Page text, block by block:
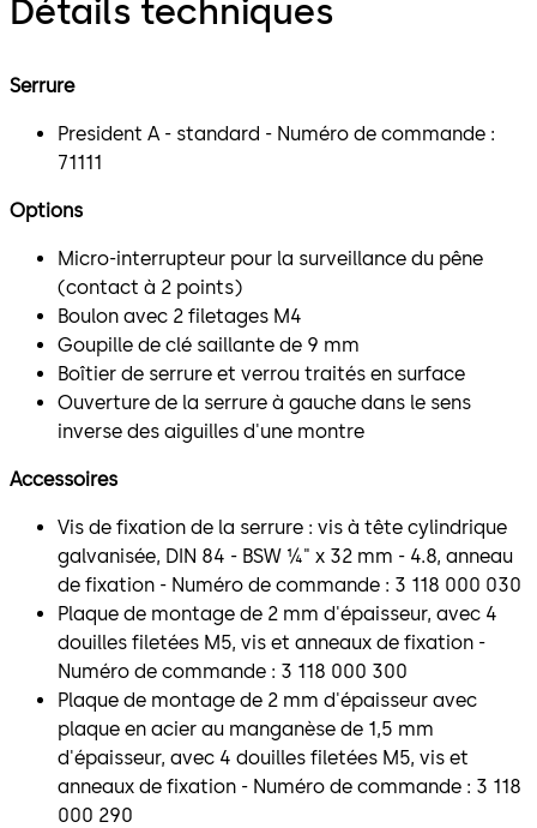
Détails techniques
Serrure
President A - standard - Numéro de commande :
71111
Options
Micro-interrupteur pour la surveillance du pêne
(contact à 2 points)
Boulon avec 2 filetages M4
Goupille de clé saillante de 9 mm
Boîtier de serrure et verrou traités en surface
Ouverture de la serrure à gauche dans le sens
inverse des aiguilles d'une montre
Accessoires
Vis de fixation de la serrure : vis à tête cylindrique
galvanisée, DIN 84 - BSW ¼" x 32 mm - 4.8, anneau
de fixation - Numéro de commande : 3 118 000 030
Plaque de montage de 2 mm d'épaisseur, avec 4
douilles filetées M5, vis et anneaux de fixation -
Numéro de commande : 3 118 000 300
Plaque de montage de 2 mm d'épaisseur avec
plaque en acier au manganèse de 1,5 mm
d'épaisseur, avec 4 douilles filetées M5, vis et
anneaux de fixation - Numéro de commande : 3 118
000 290